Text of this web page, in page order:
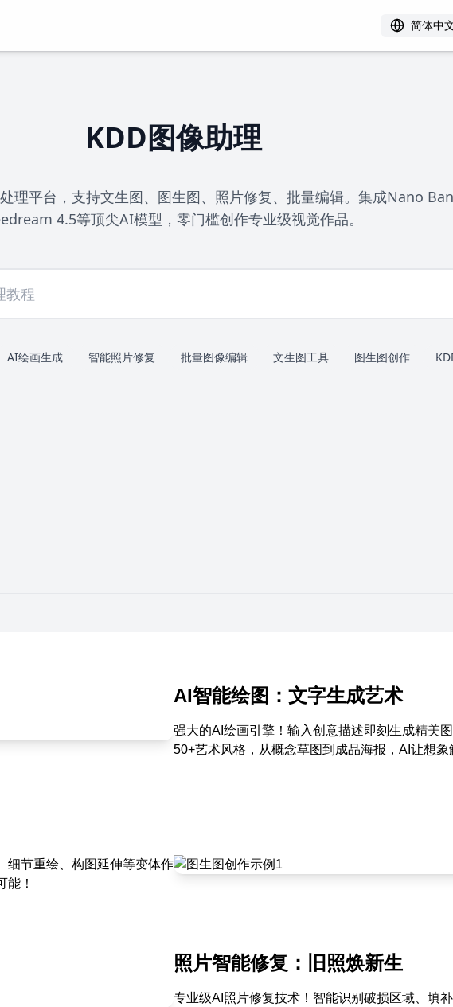
简体中
KDD图像助理
理平台，支持文生图、图生图、照片修复、批量编辑。集成Nano
4.5等顶尖AI模型，零门槛创作专业级视觉作品。
AI绘画生成 智能照片修复 批量图像编辑 文生图工具 图生图创作
AI智能绘图：文字生成艺术
强大的AI绘画引擎！输入创意描述即刻生成精美
50+艺术风格，从概念草图到成品海报，AI让想象
细节重绘、构图延伸等变体作
能！
照片智能修复：旧照焕新生
专业级AI照片修复技术！智能识别破损区域、填